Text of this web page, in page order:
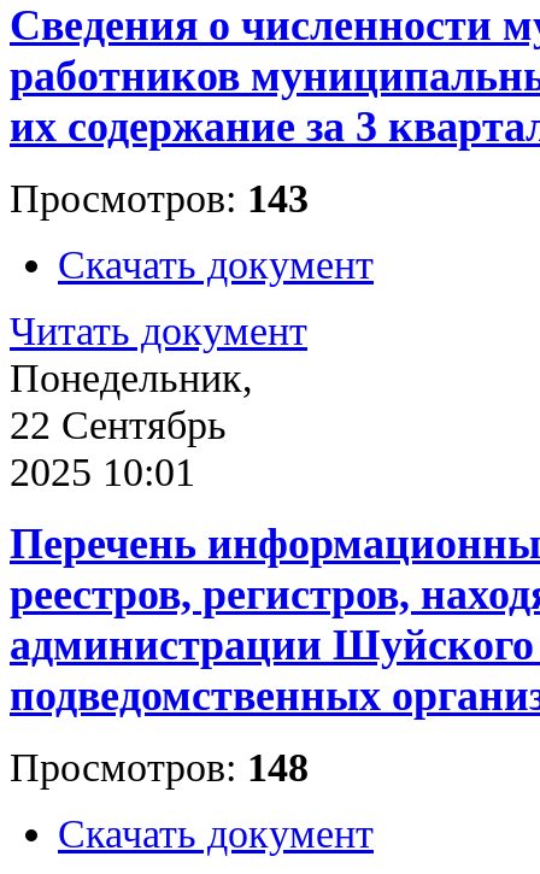
Сведения о численности
работников
их содержание за 3
Просмотров: 143
Скачать документ
Читать документ
Понедельник,
22 Сентябрь
2025 10:01
Перечень
реестров, регистров,
администрации Шуйского
подведомственных
Просмотров: 148
Скачать документ